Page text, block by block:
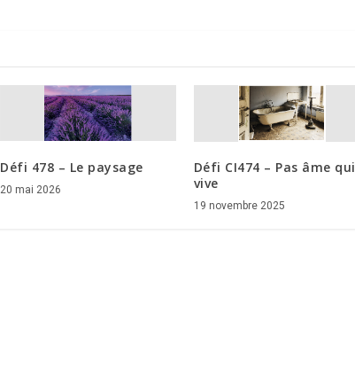
Défi 478 – Le paysage
20 mai 2026
Défi CI474 – Pas âme qui
vive
19 novembre 2025